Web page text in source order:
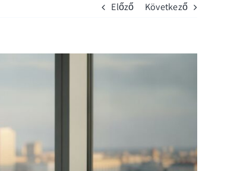
Előző Következő